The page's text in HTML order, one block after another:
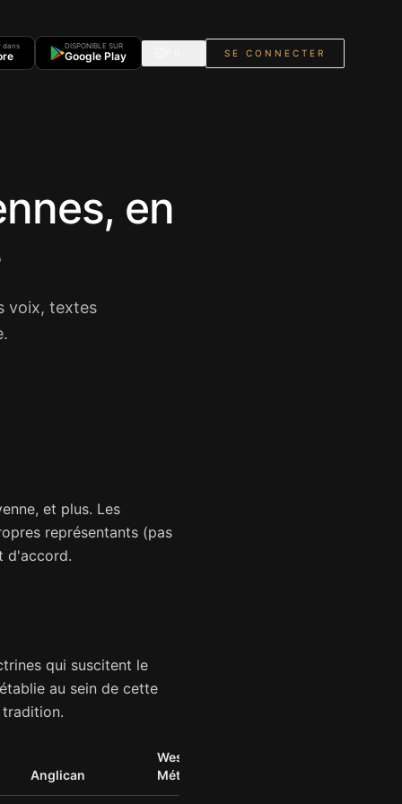
dans DISPONIBLE SUR
Google Play SE CONNECTER
en
voix, textes
et plus. Les
représentants (pas
d'accord.
qui suscitent le
au sein de cette
Anglican
Wesleyen /
Méthodiste